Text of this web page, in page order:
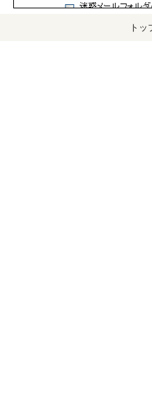
トッ